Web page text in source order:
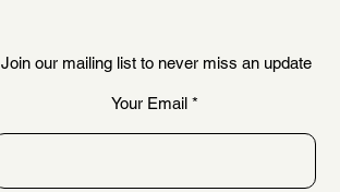
Join our mailing list to never miss an update
Your Email